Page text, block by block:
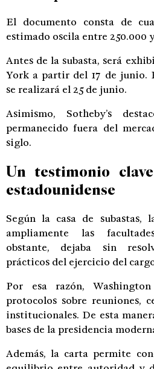
El documento consta de
estimado oscila entre 250.000
Antes de la subasta, será
York a partir del 17 de junio.
se realizará el 25 de junio.
Asimismo, Sotheby’s
permanecido fuera del
siglo.
Un testimonio
estadounidense
Según la casa de subastas,
ampliamente las
obstante, dejaba sin
prácticos del ejercicio del
Por esa razón,
protocolos sobre reuniones,
institucionales. De esta
bases de la presidencia
Además, la carta permite